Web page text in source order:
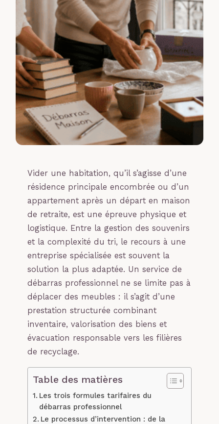
Vider une habitation, qu’il s’agisse d’une
résidence principale encombrée ou d’un
appartement après un départ en maison
de retraite, est une épreuve physique et
logistique. Entre la gestion des souvenirs
et la complexité du tri, le recours à une
entreprise spécialisée est souvent la
solution la plus adaptée. Un service de
débarras professionnel ne se limite pas à
déplacer des meubles : il s’agit d’une
prestation structurée combinant
inventaire, valorisation des biens et
évacuation responsable vers les filières
de recyclage.
Table des matières
Les trois formules tarifaires du
débarras professionnel
Le processus d’intervention : de la